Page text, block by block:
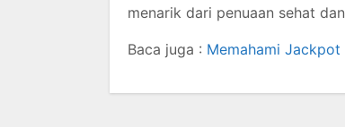
menarik dari penuaan sehat
Baca juga : Memahami